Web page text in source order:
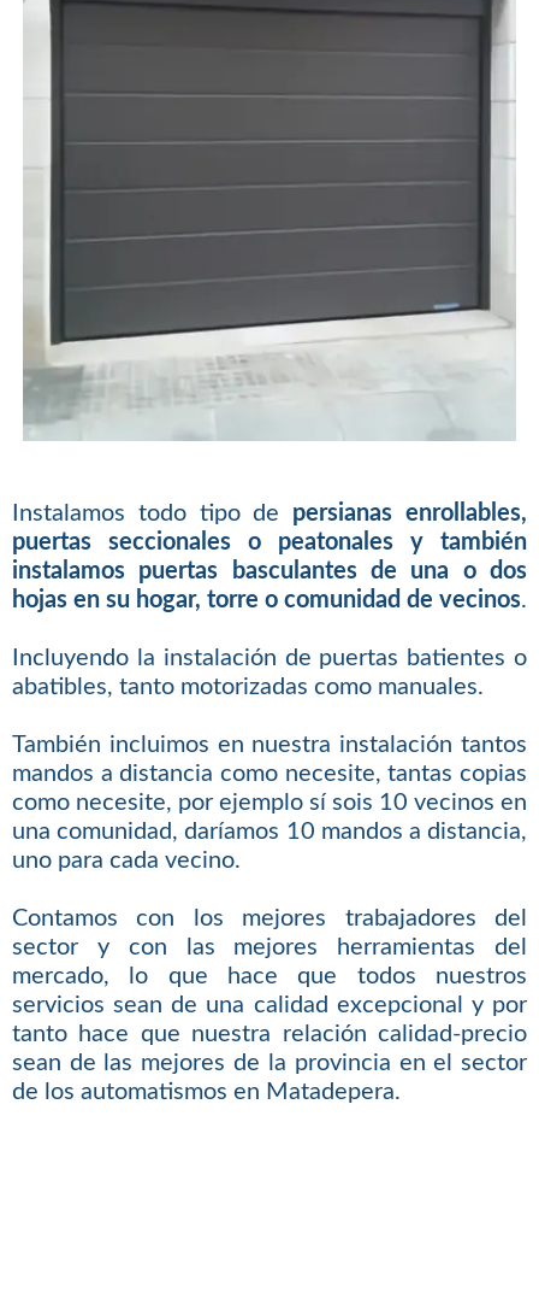
Instalamos todo tipo de persianas enrollables,
puertas seccionales o peatonales y también
instalamos puertas basculantes de una o dos
hojas en su hogar, torre o comunidad de vecinos.
Incluyendo la instalación de puertas batientes o
abatibles, tanto motorizadas como manuales.
También incluimos en nuestra instalación tantos
mandos a distancia como necesite, tantas copias
como necesite, por ejemplo sí sois 10 vecinos en
una comunidad, daríamos 10 mandos a distancia,
uno para cada vecino.
Contamos con los mejores trabajadores del
sector y con las mejores herramientas del
mercado, lo que hace que todos nuestros
servicios sean de una calidad excepcional y por
tanto hace que nuestra relación calidad-precio
sean de las mejores de la provincia en el sector
de los automatismos en Matadepera.